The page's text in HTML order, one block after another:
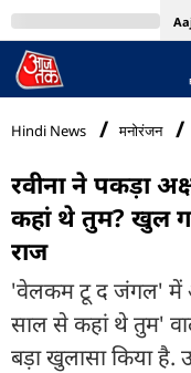
MumbaiTak
Hindi News मनोरंजन
रवीना ने पकड़ा
कहां थे तुम? खुल
राज
'वेलकम टू द जंगल' में
साल से कहां थे तुम'
बड़ा खुलासा किया है.